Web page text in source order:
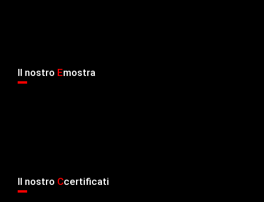
Il nostro Emostra
Il nostro Ccertificati